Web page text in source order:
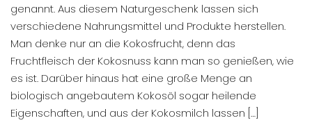
genannt. Aus diesem Naturgeschenk lassen sich
verschiedene Nahrungsmittel und Produkte herstellen.
Man denke nur an die Kokosfrucht, denn das
Fruchtfleisch der Kokosnuss kann man so genießen, wie
es ist. Darüber hinaus hat eine große Menge an
biologisch angebautem Kokosöl sogar heilende
Eigenschaften, und aus der Kokosmilch lassen […]